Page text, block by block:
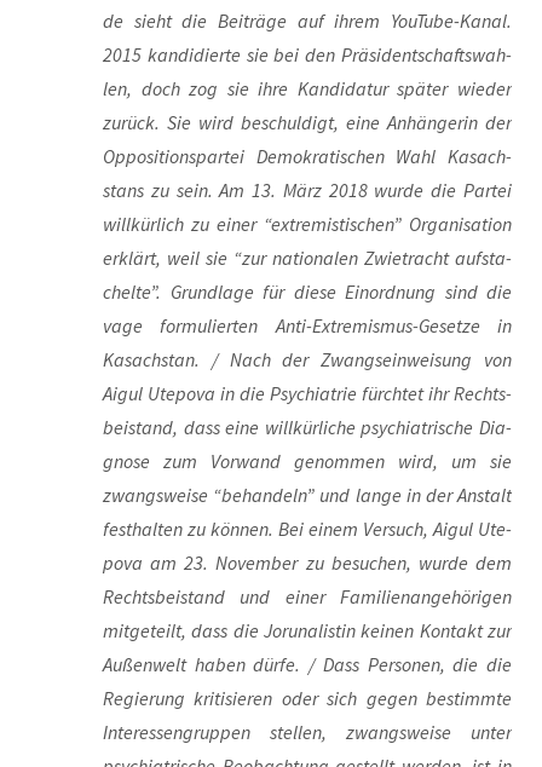
de sieht die Bei­trä­ge auf ihrem You­Tube-Kanal.
2015 kan­di­dier­te sie bei den Prä­si­dent­schafts­wah­
len, doch zog sie ihre Kan­di­da­tur spä­ter wie­der
zurück. Sie wird beschul­digt, eine Anhän­ge­rin der
Oppo­si­ti­ons­par­tei Demo­kra­ti­schen Wahl Kasach­
stans zu sein. Am 13. März 2018 wur­de die Par­tei
will­kür­lich zu einer “extre­mis­ti­schen” Orga­ni­sa­ti­on
erklärt, weil sie “zur natio­na­len Zwie­tracht auf­sta­
chel­te”. Grund­la­ge für die­se Ein­ord­nung sind die
vage for­mu­lier­ten Anti-Extre­mis­mus-Geset­ze in
Kasach­stan. / Nach der Zwangs­ein­wei­sung von
Aigul Ute­po­va in die Psych­ia­trie fürch­tet ihr Rechts­
bei­stand, dass eine will­kür­li­che psych­ia­tri­sche Dia­
gno­se zum Vor­wand genom­men wird, um sie
zwangs­wei­se “behan­deln” und lan­ge in der Anstalt
fest­hal­ten zu kön­nen. Bei einem Ver­such, Aigul Ute­
po­va am 23. Novem­ber zu besu­chen, wur­de dem
Rechts­bei­stand und einer Fami­li­en­an­ge­hö­ri­gen
mit­ge­teilt, dass die Jor­u­na­lis­tin kei­nen Kon­takt zur
Außen­welt haben dür­fe. / Dass Per­so­nen, die die
Regie­rung kri­ti­sie­ren oder sich gegen bestimm­te
Inter­es­sen­grup­pen stel­len, zwangs­wei­se unter